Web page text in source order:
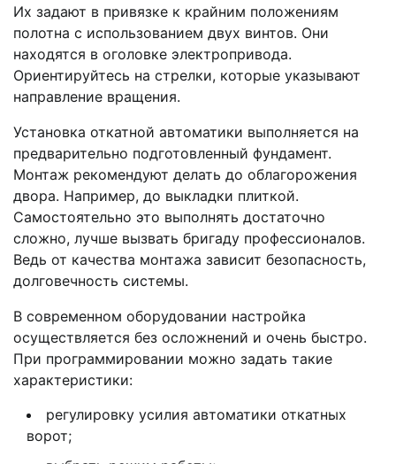
Их задают в привязке к крайним положениям
полотна с использованием двух винтов. Они
находятся в оголовке электропривода.
Ориентируйтесь на стрелки, которые указывают
направление вращения.
Установка откатной автоматики выполняется на
предварительно подготовленный фундамент.
Монтаж рекомендуют делать до облагорожения
двора. Например, до выкладки плиткой.
Самостоятельно это выполнять достаточно
сложно, лучше вызвать бригаду профессионалов.
Ведь от качества монтажа зависит безопасность,
долговечность системы.
В современном оборудовании настройка
осуществляется без осложнений и очень быстро.
При программировании можно задать такие
характеристики:
регулировку усилия автоматики откатных
ворот;